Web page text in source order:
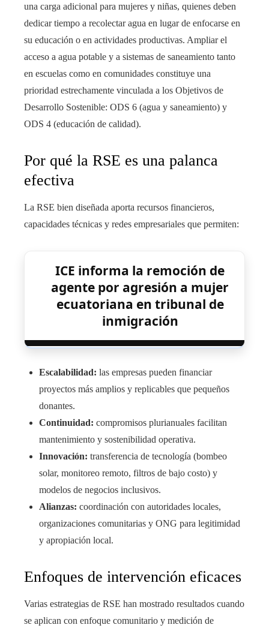
una carga adicional para mujeres y niñas, quienes deben
dedicar tiempo a recolectar agua en lugar de enfocarse en
su educación o en actividades productivas. Ampliar el
acceso a agua potable y a sistemas de saneamiento tanto
en escuelas como en comunidades constituye una
prioridad estrechamente vinculada a los Objetivos de
Desarrollo Sostenible: ODS 6 (agua y saneamiento) y
ODS 4 (educación de calidad).
Por qué la RSE es una palanca
efectiva
La RSE bien diseñada aporta recursos financieros,
capacidades técnicas y redes empresariales que permiten:
ICE informa la remoción de
agente por agresión a mujer
ecuatoriana en tribunal de
inmigración
Escalabilidad: las empresas pueden financiar
proyectos más amplios y replicables que pequeños
donantes.
Continuidad: compromisos plurianuales facilitan
mantenimiento y sostenibilidad operativa.
Innovación: transferencia de tecnología (bombeo
solar, monitoreo remoto, filtros de bajo costo) y
modelos de negocios inclusivos.
Alianzas: coordinación con autoridades locales,
organizaciones comunitarias y ONG para legitimidad
y apropiación local.
Enfoques de intervención eficaces
Varias estrategias de RSE han mostrado resultados cuando
se aplican con enfoque comunitario y medición de